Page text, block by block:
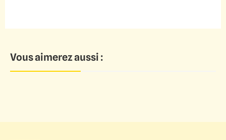
Vous aimerez aussi :